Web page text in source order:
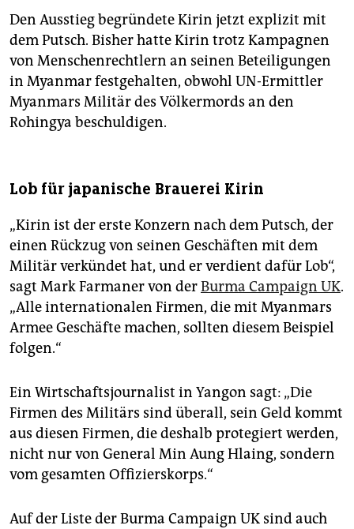
Armutsrate:25,6 Prozent
Exporte:China (36,5 Prozent), Thailand (21,8), Japan
(6,6), Singapur (6,4), Indien (5,9): Gas, Holz, Fisch, Reis,
Kleidung, Edelsteine
Importe: China (31,4 Prozent), Singapur (15), Thailand
Den Ausstieg begründete Kirin jetzt explizit mit
dem Putsch. Bisher hatte Kirin trotz Kampagnen
von Menschenrechtlern an seinen Beteiligungen
in Myanmar festgehalten, obwohl UN-Ermittler
Myanmars Militär des Völkermords an den
Rohingya beschuldigen.
Lob für japanische Brauerei Kirin
„Kirin ist der erste Konzern nach dem Putsch, der
einen Rückzug von seinen Geschäften mit dem
Militär verkündet hat, und er verdient dafür Lob“,
sagt Mark Farmaner von derBurma Campaign UK.
„Alle internationalen Firmen, die mit Myanmars
Armee Geschäfte machen, sollten diesem Beispiel
folgen.“
Ein Wirtschaftsjournalist in Yangon sagt: „Die
Firmen des Militärs sind überall, sein Geld kommt
aus diesen Firmen, die deshalb protegiert werden,
nicht nur von General Min Aung Hlaing, sondern
vom gesamten Offizierskorps.“
Auf der Liste der Burma Campaign UK sind auch